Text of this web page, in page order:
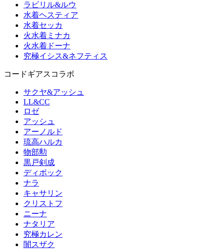
ラビリル&ルウ
水着ヘスティア
水着セッカ
火水着ミナカ
火水着ドーナ
究極イシス&ネフティス
コードギアスコラボ
サクヤ&アッシュ
LL&CC
ロゼ
アッシュ
アーノルド
琉高ハルカ
物部勲
黒戸剣成
ディボック
ナラ
キャサリン
クリストフ
ニーナ
ナタリア
究極カレン
闇スザク